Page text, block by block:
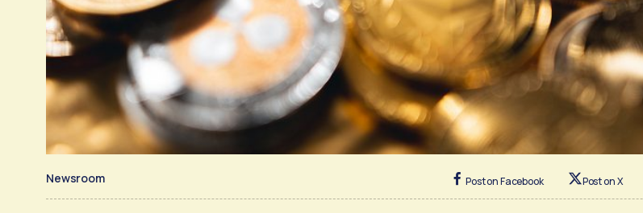
Newsroom Post on Facebook Post on X